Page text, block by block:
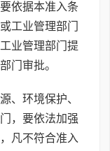
依据本准入条
工业管理部门
业管理部门提
门审批。
环境保护、
，要依法加强
凡不符合准入